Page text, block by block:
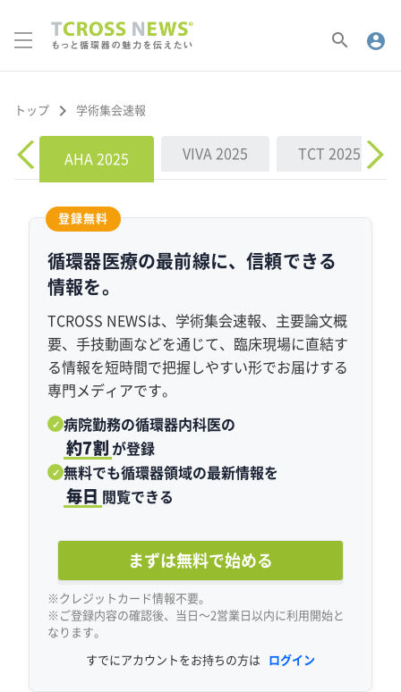
search account_circle
トップ keyboard_arrow_right 学術集会速報
AHA 2025 VIVA 2025 TCT 2025
登録無料
循環器医療の最前線に、信頼できる
情報を。
TCROSS NEWSは、学術集会速報、主要論文概
要、手技動画などを通じて、臨床現場に直結す
る情報を短時間で把握しやすい形でお届けする
専門メディアです。
✓ 病院勤務の循環器内科医の
約7割 が登録
✓ 無料でも循環器領域の最新情報を
毎日 閲覧できる
まずは無料で始める
※クレジットカード情報不要。
※ご登録内容の確認後、当日〜2営業日以内に利用開始と
なります。
すでにアカウントをお持ちの方は ログイン